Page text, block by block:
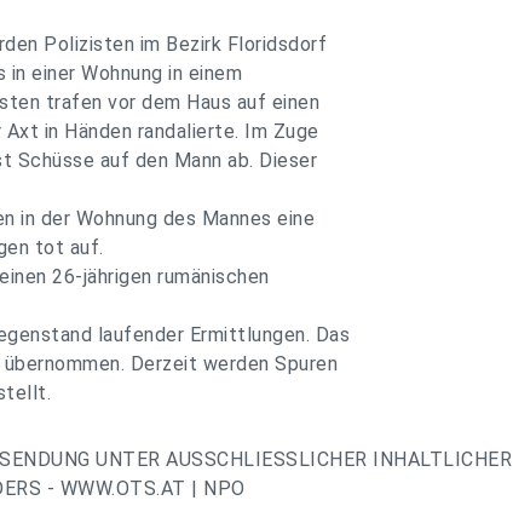
Polizisten im Bezirk Floridsdorf
einer Wohnung in einem
trafen vor dem Haus auf einen
in Händen randalierte. Im Zuge
auf den Mann ab. Dieser
in der Wohnung des Mannes eine
tot auf.
26-jährigen rumänischen
laufender Ermittlungen. Das
Derzeit werden Spuren
UNTER AUSSCHLIESSLICHER INHALTLICHER
- WWW.OTS.AT | NPO